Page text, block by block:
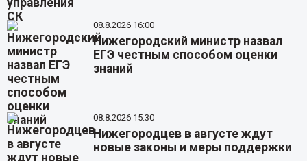
08.8.2026 16:00
Нижегородский министр назвал
ЕГЭ честным способом оценки
знаний
08.8.2026 15:30
Нижегородцев в августе ждут
новые законы и меры поддержки